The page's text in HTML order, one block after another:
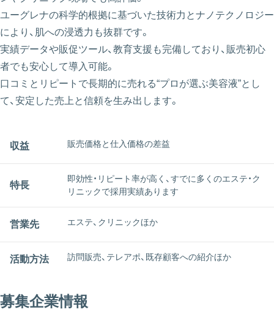
ユーグレナの科学的根拠に基づいた技術力とナノテクノロジー
により、肌への浸透力も抜群です。
実績データや販促ツール、教育支援も完備しており、販売初心
者でも安心して導入可能。
口コミとリピートで長期的に売れる“プロが選ぶ美容液”とし
て、安定した売上と信頼を生み出します。
収益 販売価格と仕入価格の差益
特長
即効性・リピート率が高く、すでに多くのエステ・ク
リニックで採用実績あります
営業先 エステ、クリニックほか
活動方法 訪問販売、テレアポ、既存顧客への紹介ほか
募集企業情報